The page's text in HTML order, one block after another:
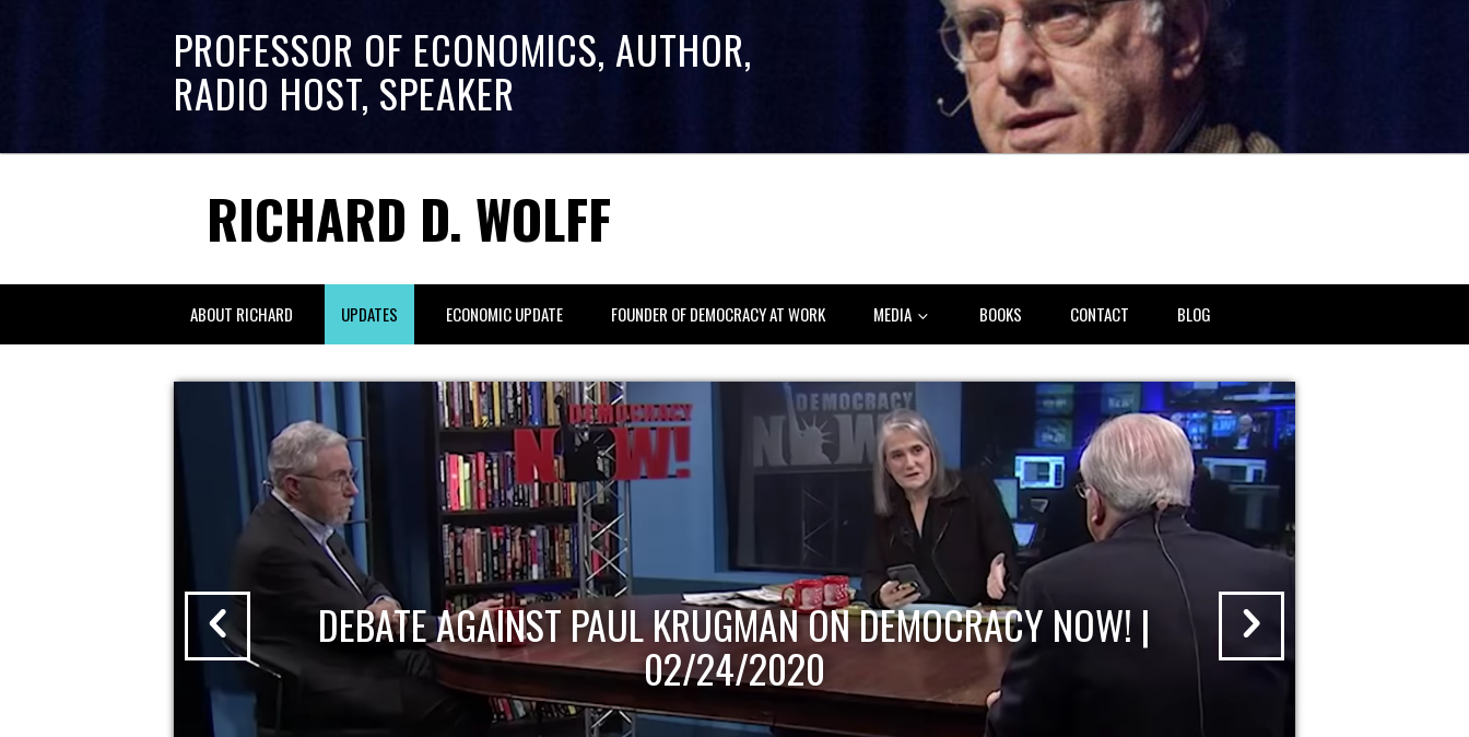
PROFESSOR OF ECONOMICS, AUTHOR,
RADIO HOST, SPEAKER
RICHARD D. WOLFF
ABOUT RICHARD UPDATES ECONOMIC UPDATE FOUNDER OF DEMOCRACY AT WORK MEDIA BOOKS CONTACT BLOG
DEBATE AGAINST PAUL KRUGMAN ON DEMOCRACY NOW! |
02/24/2020